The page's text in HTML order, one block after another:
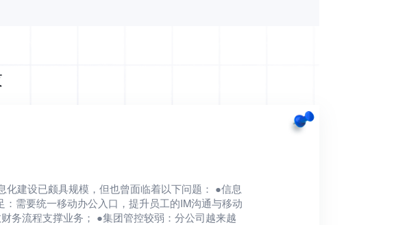
建设已颇具规模，但也曾面临着以下问题： ●信息
需要统一移动办公入口，提升员工的IM沟通与移动
务流程支撑业务； ●集团管控较弱：分公司越来越